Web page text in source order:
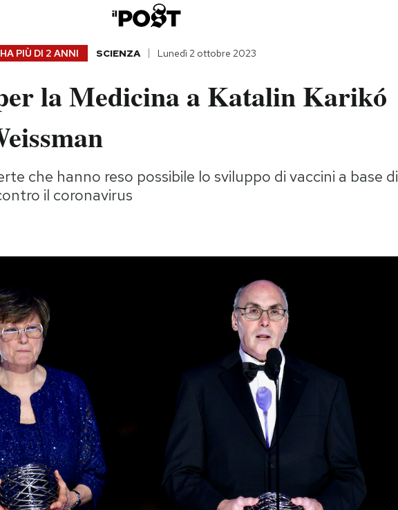
PIÙ DI 2 ANNI SCIENZA Lunedì 2 ottobre 2023
la Medicina a Katalin Karikó
che hanno reso possibile lo sviluppo di vaccini a base di
il coronavirus